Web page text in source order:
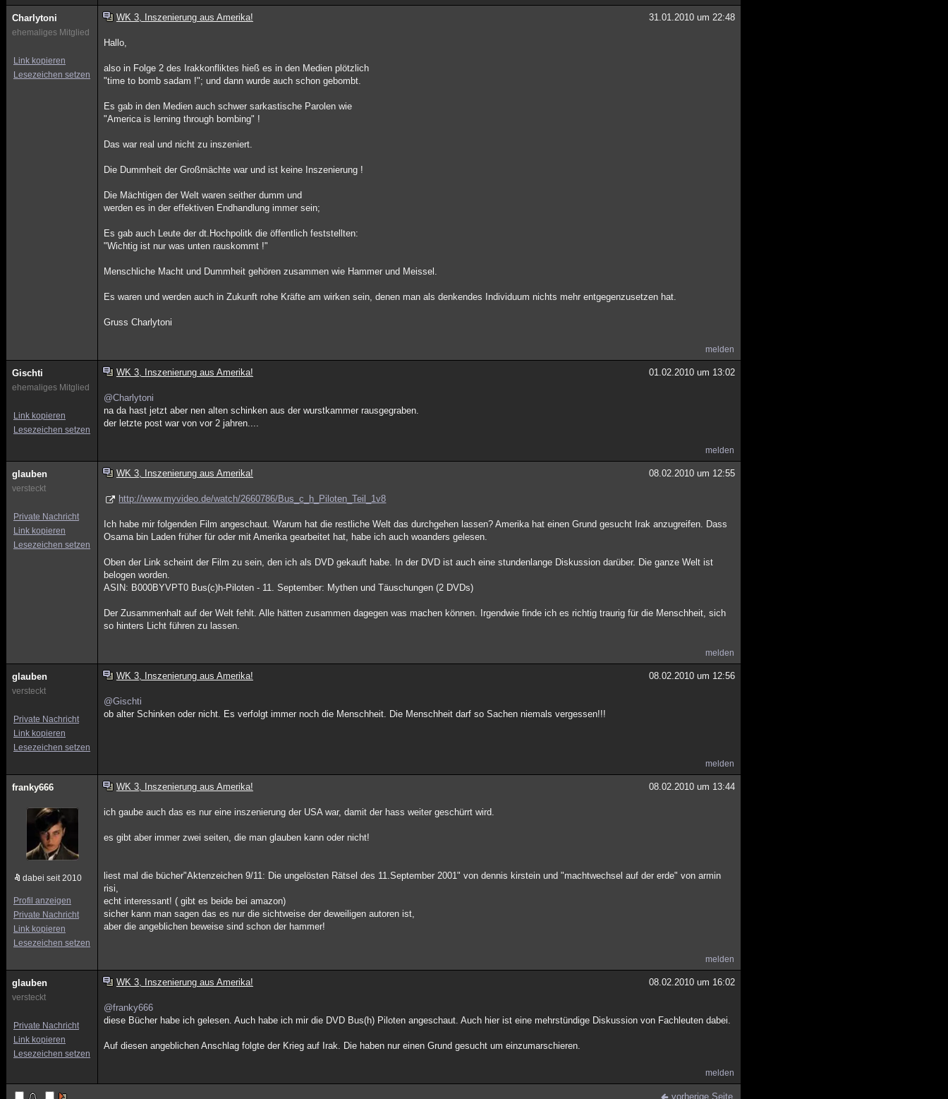
Charlytoni
ehemaliges Mitglied
Link kopieren
Lesezeichen setzen
WK 3, Inszenierung aus Amerika! 31.01.2010 um 22:48
Hallo,
also in Folge 2 des Irakkonfliktes hieß es in den Medien plötzlich
"time to bomb sadam !"; und dann wurde auch schon gebombt.
Es gab in den Medien auch schwer sarkastische Parolen wie
"America is lerning through bombing" !
Das war real und nicht zu inszeniert.
Die Dummheit der Großmächte war und ist keine Inszenierung !
Die Mächtigen der Welt waren seither dumm und
werden es in der effektiven Endhandlung immer sein;
Es gab auch Leute der dt.Hochpolitk die öffentlich feststellten:
"Wichtig ist nur was unten rauskommt !"
Menschliche Macht und Dummheit gehören zusammen wie Hammer und Meissel.
Es waren und werden auch in Zukunft rohe Kräfte am wirken sein, denen man als denkendes Individuum nichts mehr entgegenzusetzen hat.
Gruss Charlytoni
melden
Gischti
ehemaliges Mitglied
Link kopieren
Lesezeichen setzen
WK 3, Inszenierung aus Amerika! 01.02.2010 um 13:02
@Charlytoni
na da hast jetzt aber nen alten schinken aus der wurstkammer rausgegraben.
der letzte post war von vor 2 jahren....
melden
glauben
versteckt
Private Nachricht
Link kopieren
Lesezeichen setzen
WK 3, Inszenierung aus Amerika! 08.02.2010 um 12:55
http://www.myvideo.de/watch/2660786/Bus_c_h_Piloten_Teil_1v8
Ich habe mir folgenden Film angeschaut. Warum hat die restliche Welt das durchgehen lassen? Amerika hat einen Grund gesucht Irak anzugreifen. Dass
Osama bin Laden früher für oder mit Amerika gearbeitet hat, habe ich auch woanders gelesen.
Oben der Link scheint der Film zu sein, den ich als DVD gekauft habe. In der DVD ist auch eine stundenlange Diskussion darüber. Die ganze Welt ist
belogen worden.
ASIN: B000BYVPT0 Bus(c)h-Piloten - 11. September: Mythen und Täuschungen (2 DVDs)
Der Zusammenhalt auf der Welt fehlt. Alle hätten zusammen dagegen was machen können. Irgendwie finde ich es richtig traurig für die Menschheit, sich
so hinters Licht führen zu lassen.
melden
glauben
versteckt
Private Nachricht
Link kopieren
Lesezeichen setzen
WK 3, Inszenierung aus Amerika! 08.02.2010 um 12:56
@Gischti
ob alter Schinken oder nicht. Es verfolgt immer noch die Menschheit. Die Menschheit darf so Sachen niemals vergessen!!!
melden
franky666
dabei seit 2010
Profil anzeigen
Private Nachricht
Link kopieren
Lesezeichen setzen
WK 3, Inszenierung aus Amerika! 08.02.2010 um 13:44
ich gaube auch das es nur eine inszenierung der USA war, damit der hass weiter geschürrt wird.
es gibt aber immer zwei seiten, die man glauben kann oder nicht!
liest mal die bücher"Aktenzeichen 9/11: Die ungelösten Rätsel des 11.September 2001" von dennis kirstein und "machtwechsel auf der erde" von armin
risi,
echt interessant! ( gibt es beide bei amazon)
sicher kann man sagen das es nur die sichtweise der deweiligen autoren ist,
aber die angeblichen beweise sind schon der hammer!
melden
glauben
versteckt
Private Nachricht
Link kopieren
Lesezeichen setzen
WK 3, Inszenierung aus Amerika! 08.02.2010 um 16:02
@franky666
diese Bücher habe ich gelesen. Auch habe ich mir die DVD Bus(h) Piloten angeschaut. Auch hier ist eine mehrstündige Diskussion von Fachleuten dabei.
Auf diesen angeblichen Anschlag folgte der Krieg auf Irak. Die haben nur einen Grund gesucht um einzumarschieren.
melden
vorherige Seite